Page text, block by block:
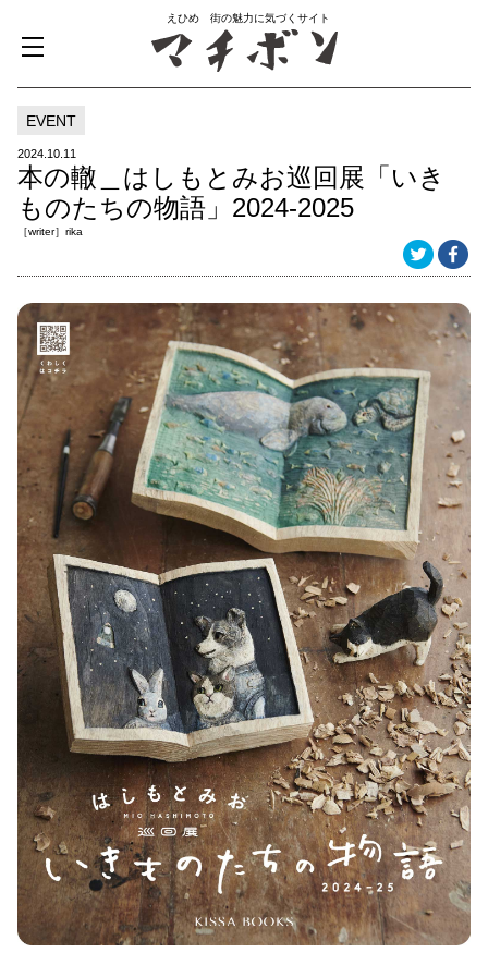
えひめ 街の魅力に気づくサイト
EVENT
2024.10.11
本の轍＿はしもとみお巡回展「いき
ものたちの物語」2024-2025
［writer］rika